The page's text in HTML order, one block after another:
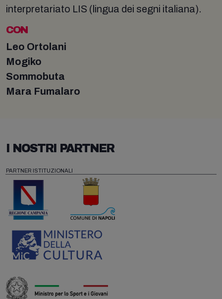
interpretariato LIS (lingua dei segni italiana).
CON
Leo Ortolani
Mogiko
Sommobuta
Mara Fumalaro
I NOSTRI PARTNER
PARTNER ISTITUZIONALI